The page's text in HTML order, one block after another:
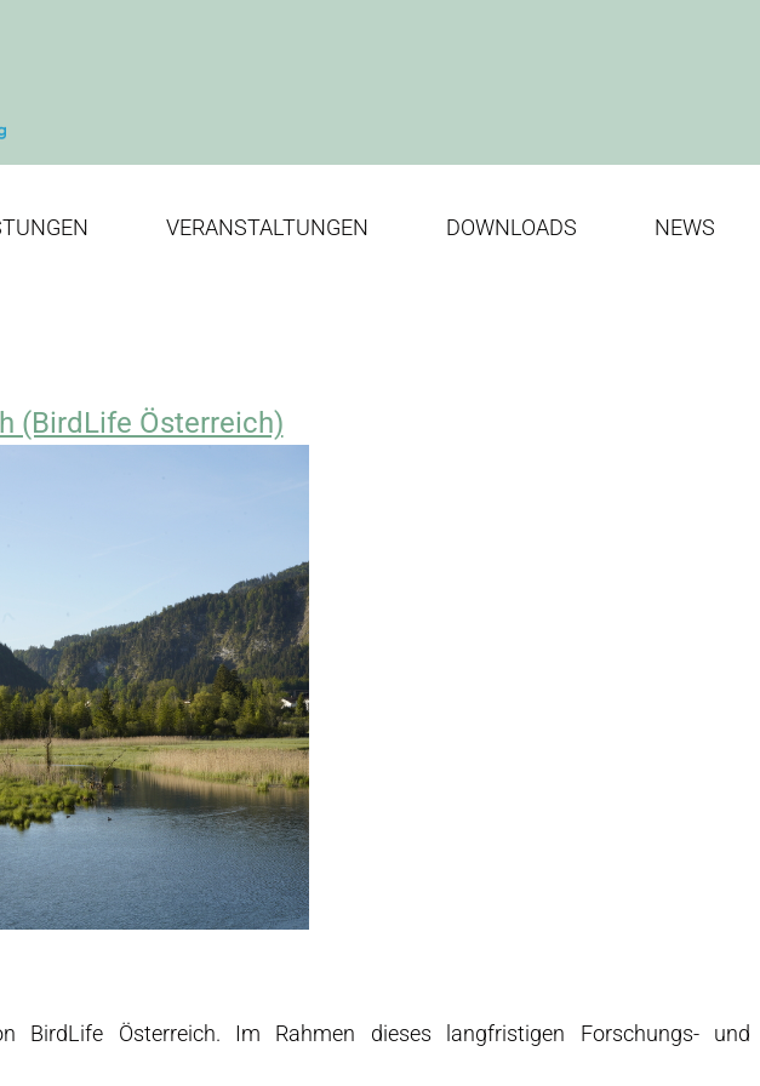
VERANSTALTUNGEN DOWNLOADS NEWS
(BirdLife Österreich)
Österreich. Im Rahmen dieses langfristigen Forschungs- und